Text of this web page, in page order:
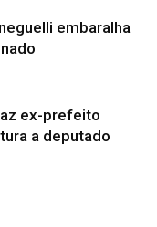
embaralha
ex-prefeito
a deputado